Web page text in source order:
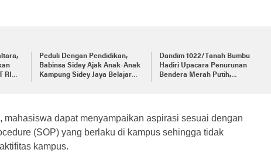
RI
Peduli Dengan Pendidikan,
Babinsa Sidey Ajak Anak-Anak
Kampung Sidey Jaya Belajar
Dandim 1022/Tanah Bumbu
Hadiri Upacara Penurunan
Bendera Merah Putih,
mahasiswa dapat menyampaikan aspirasi sesuai dengan
(SOP) yang berlaku di kampus sehingga tidak
kampus.